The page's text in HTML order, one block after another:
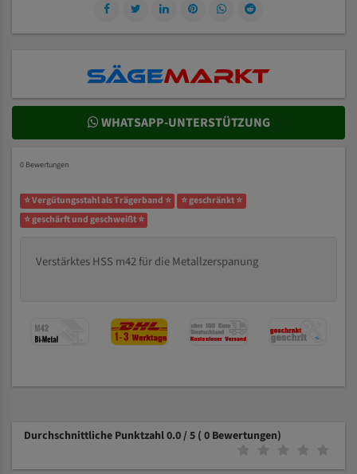
WHATSAPP-UNTERSTÜTZUNG
0 Bewertungen
⭐ Vergütungsstahl als Trägerband ⭐
⭐ geschränkt ⭐
⭐ geschärft und geschweißt ⭐
Verstärktes HSS m42 für die Metallzerspanung
Durchschnittliche Punktzahl 0.0 / 5 ( 0 Bewertungen)